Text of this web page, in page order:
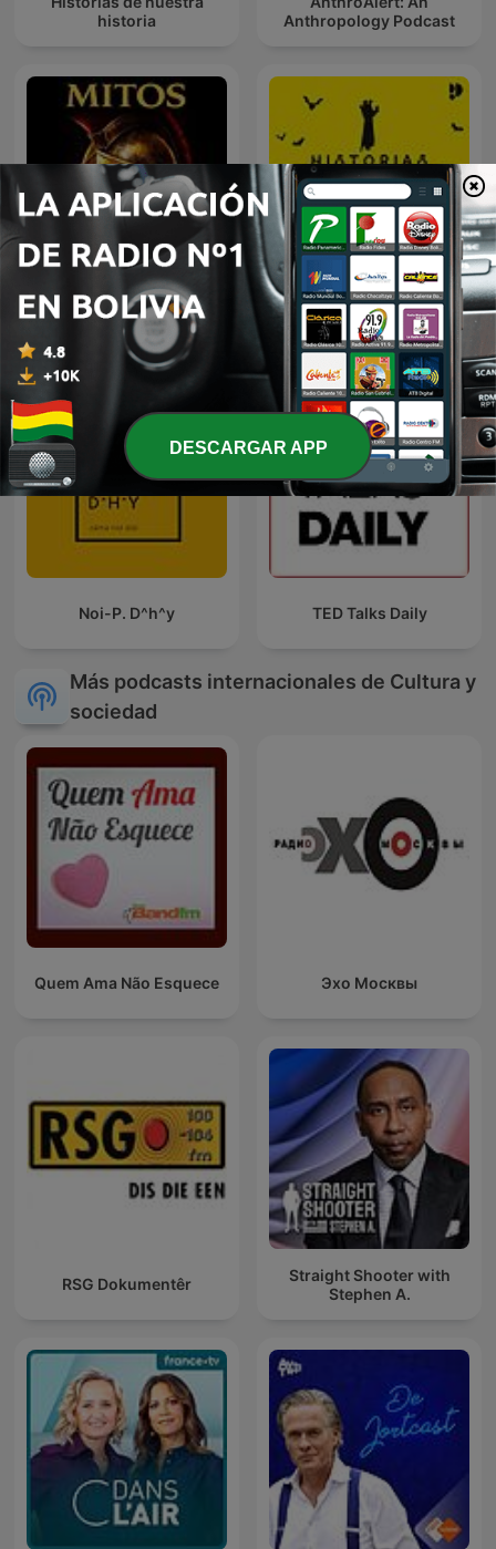
historia
Anthropology Podcast
Dioses, héroes y
monstruos - Mitología e
Historia
Historias Perdidas
Noi-P. D^h^y TED Talks Daily
Más podcasts internacionales de Cultura y
sociedad
Quem Ama Não Esquece Эхо Москвы
RSG Dokumentêr
Straight Shooter with
Stephen A.
DESCARGAR APP